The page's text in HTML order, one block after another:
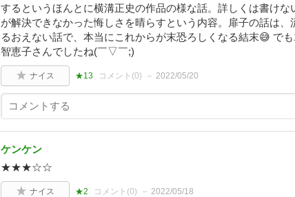
するというほんとに横溝正史の作品の様な話。詳しくは書けな
が解決できなかった悔しさを晴らすという内容。扉子の話は
るおえない話で、本当にこれからが末恐ろしくなる結末😅 で
智恵子さんでしたね(￣▽￣;)
ナイス ★13 コメント(0) 2022/05/20
ケンケン
★★★☆☆
ナイス ★2 コメント(0) 2022/05/18